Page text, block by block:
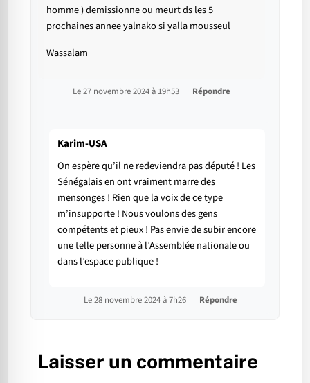
homme ) demissionne ou meurt ds les 5
prochaines annee yalnako si yalla mousseul
Wassalam
Le 27 novembre 2024 à 19h53 Répondre
Karim-USA
On espère qu’il ne redeviendra pas député ! Les
Sénégalais en ont vraiment marre des
mensonges ! Rien que la voix de ce type
m’insupporte ! Nous voulons des gens
compétents et pieux ! Pas envie de subir encore
une telle personne à l’Assemblée nationale ou
dans l’espace publique !
Le 28 novembre 2024 à 7h26 Répondre
Laisser un commentaire